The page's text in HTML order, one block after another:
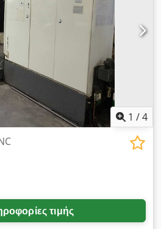
ακρίβεια τοποθέτησης W:
X/Y/Z: +/-0,004mm,
Διαστάσεις μηχανήματος
4800mm, βάρος: περ.
888. Διαθέσιμη τεκμηρίωση.
Το μηχάνημα βρίσκεται
1 /4
τιμής